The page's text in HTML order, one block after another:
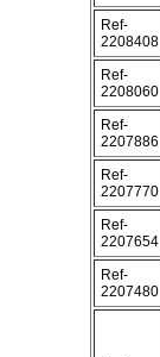
Ref-
2208408
Ref-
2208060
Ref-
2207886
Ref-
2207770
Ref-
2207654
Ref-
2207480